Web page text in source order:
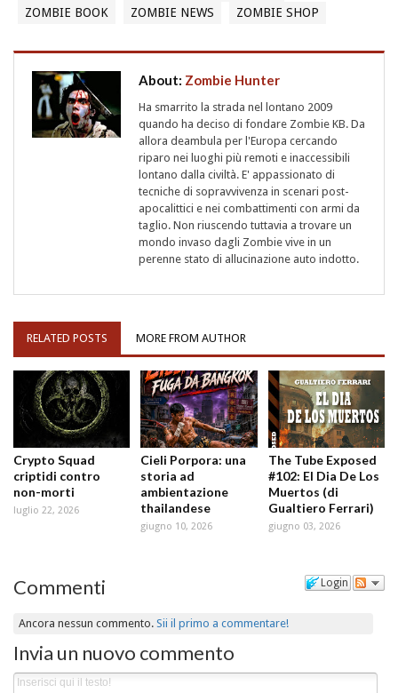
ZOMBIE BOOK
ZOMBIE NEWS ZOMBIE SHOP
About: Zombie Hunter
Ha smarrito la strada nel lontano 2009
quando ha deciso di fondare Zombie KB. Da
allora deambula per l'Europa cercando
riparo nei luoghi più remoti e inaccessibili
lontano dalla civiltà. E' appassionato di
tecniche di sopravvivenza in scenari post-
apocalittici e nei combattimenti con armi da
taglio. Non riuscendo tuttavia a trovare un
mondo invaso dagli Zombie vive in un
perenne stato di allucinazione auto indotto.
RELATED POSTS MORE FROM AUTHOR
Crypto Squad
criptidi contro
non-morti
luglio 22, 2026
Cieli Porpora: una
storia ad
ambientazione
thailandese
giugno 10, 2026
The Tube Exposed
#102: El Dia De Los
Muertos (di
Gualtiero Ferrari)
giugno 03, 2026
Login
Commenti
Ancora nessun commento.Sii il primo a commentare!
Invia un nuovo commento